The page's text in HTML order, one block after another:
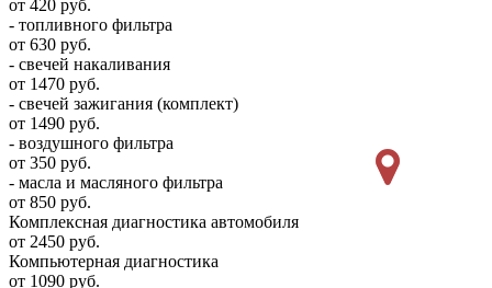
от 420 руб.
- топливного фильтра
от 630 руб.
- свечей накаливания
от 1470 руб.
- свечей зажигания (комплект)
от 1490 руб.
- воздушного фильтра
от 350 руб.
- масла и масляного фильтра
от 850 руб.
Комплексная диагностика автомобиля
от 2450 руб.
Компьютерная диагностика
от 1090 руб.